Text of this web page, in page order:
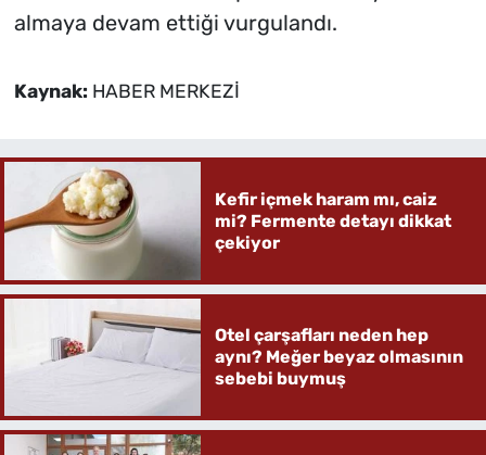
almaya devam ettiği vurgulandı.
Kaynak: HABER MERKEZİ
Kefir içmek haram mı, caiz
mi? Fermente detayı dikkat
çekiyor
Otel çarşafları neden hep
aynı? Meğer beyaz olmasının
sebebi buymuş